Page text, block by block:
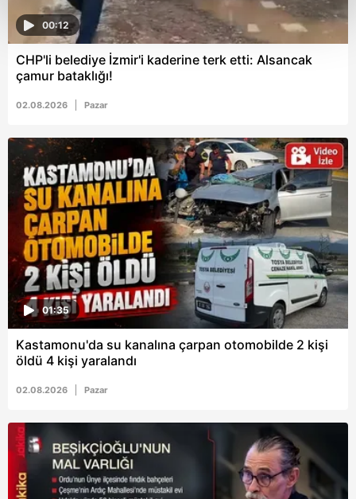
kalemimiz olduğunu sizlere hatırlatmak isteriz.
Her halükârda, kullanıcılar, bu çerezlere izin vermedikleri
takdirde, kullanıcılara hedefli reklamlar
gösterilmeyecektir."
Sitemizde kendimize ve üçüncü kişilere ait çerezler
kullanılmaktadır. Bu çerezler vasıtasıyla çeşitli kişisel
verileriniz işlenmekte olup gerekli olan çerezler bilgi
toplumu hizmetlerinin sunulması amacıyla
kullanılmaktadır. Diğer çerezler, sitemizin daha işlevsel
kılınması ve kişiselleştirilmesi ve sizlere yönelik
reklam/pazarlama faaliyetlerinin yapılması, amaçlarıyla
sınırlı olarak açık rızanız dahilinde kullanılacaktır.
Çerezlere ilişkin tercihlerinizi aşağıda yer alan panel
için Ayarlar butonuna tıklayabilir, Çerez Bilgilendirme
hazırlanmış Aydınlatma Metnimizi okumak ve sitemizde
ilgili mevzuata uygun olarak kullanılan çerezlerle ilgili bilgi
almak için lütfentıklayınız
00:12
CHP'li belediye İzmir'i kaderine terk etti: Alsancak
çamur bataklığı!
02.08.2026 Pazar
01:35
Kastamonu'da su kanalına çarpan otomobilde 2 kişi
öldü 4 kişi yaralandı
02.08.2026 Pazar